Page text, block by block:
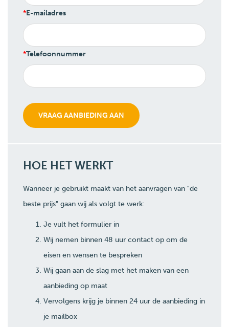
E-mailadres
Telefoonnummer
HOE HET WERKT
Wanneer je gebruikt maakt van het aanvragen van "de
beste prijs" gaan wij als volgt te werk:
Je vult het formulier in
Wij nemen binnen 48 uur contact op om de
eisen en wensen te bespreken
Wij gaan aan de slag met het maken van een
aanbieding op maat
Vervolgens krijg je binnen 24 uur de aanbieding in
je mailbox